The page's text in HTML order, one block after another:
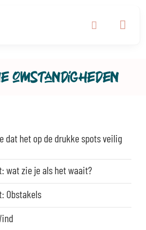
omstandigheden
dat het op de drukke spots veilig
wat zie je als het waait?
Obstakels